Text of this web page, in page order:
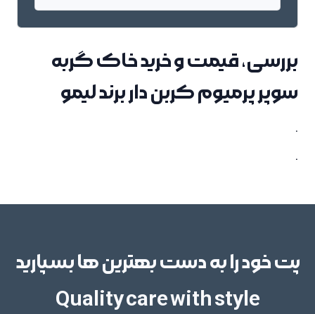
بررسی، قیمت و خرید خاک گربه
سوپر پرمیوم کربن دار برند لیمو
.
.
پت خود را به دست بهترین ها بسپارید
Quality care with style